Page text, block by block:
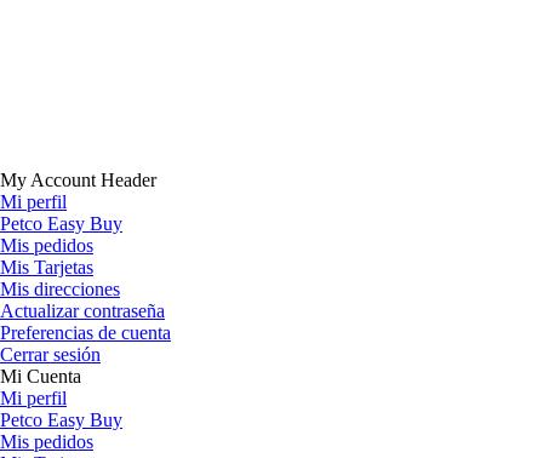
My Account Header
Mi perfil
Petco Easy Buy
Mis pedidos
Mis Tarjetas
Mis direcciones
Actualizar contraseña
Preferencias de cuenta
Cerrar sesión
Mi Cuenta
Mi perfil
Petco Easy Buy
Mis pedidos